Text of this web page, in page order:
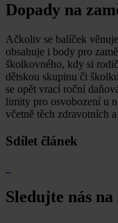
Dopady na
Ačkoliv se balíček
obsahuje i body pro
školkovného, kdy si
dětskou skupinu či
se opět vrací roční
limity pro osvobození u
včetně těch zdravotních
Sdílet článek
Sledujte nás